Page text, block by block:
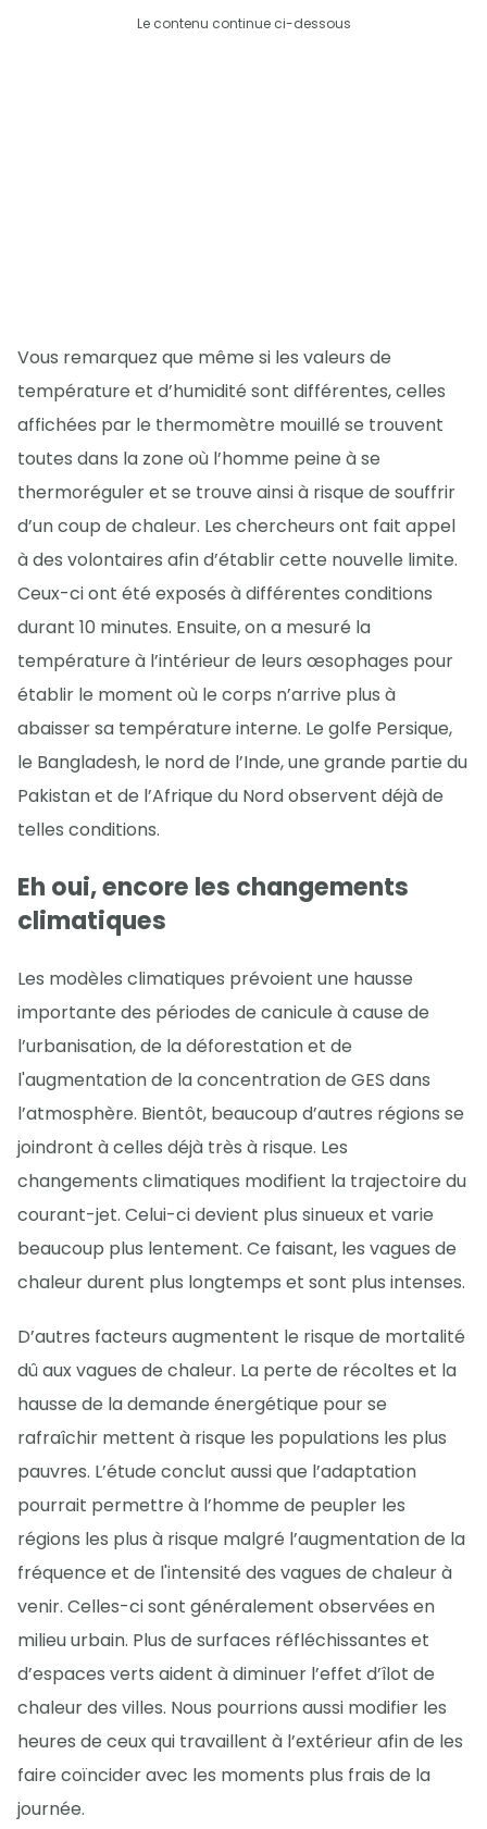
Le contenu continue ci-dessous
Vous remarquez que même si les valeurs de
température et d’humidité sont différentes, celles
affichées par le thermomètre mouillé se trouvent
toutes dans la zone où l’homme peine à se
thermoréguler et se trouve ainsi à risque de souffrir
d’un coup de chaleur. Les chercheurs ont fait appel
à des volontaires afin d’établir cette nouvelle limite.
Ceux-ci ont été exposés à différentes conditions
durant 10 minutes. Ensuite, on a mesuré la
température à l’intérieur de leurs œsophages pour
établir le moment où le corps n’arrive plus à
abaisser sa température interne. Le golfe Persique,
le Bangladesh, le nord de l’Inde, une grande partie du
Pakistan et de l’Afrique du Nord observent déjà de
telles conditions.
Eh oui, encore les changements
climatiques
Les modèles climatiques prévoient une hausse
importante des périodes de canicule à cause de
l’urbanisation, de la déforestation et de
l'augmentation de la concentration de GES dans
l’atmosphère. Bientôt, beaucoup d’autres régions se
joindront à celles déjà très à risque. Les
changements climatiques modifient la trajectoire du
courant-jet. Celui-ci devient plus sinueux et varie
beaucoup plus lentement. Ce faisant, les vagues de
chaleur durent plus longtemps et sont plus intenses.
D’autres facteurs augmentent le risque de mortalité
dû aux vagues de chaleur. La perte de récoltes et la
hausse de la demande énergétique pour se
rafraîchir mettent à risque les populations les plus
pauvres. L’étude conclut aussi que l’adaptation
pourrait permettre à l’homme de peupler les
régions les plus à risque malgré l’augmentation de la
fréquence et de l'intensité des vagues de chaleur à
venir. Celles-ci sont généralement observées en
milieu urbain. Plus de surfaces réfléchissantes et
d’espaces verts aident à diminuer l’effet d’îlot de
chaleur des villes. Nous pourrions aussi modifier les
heures de ceux qui travaillent à l’extérieur afin de les
faire coïncider avec les moments plus frais de la
journée.